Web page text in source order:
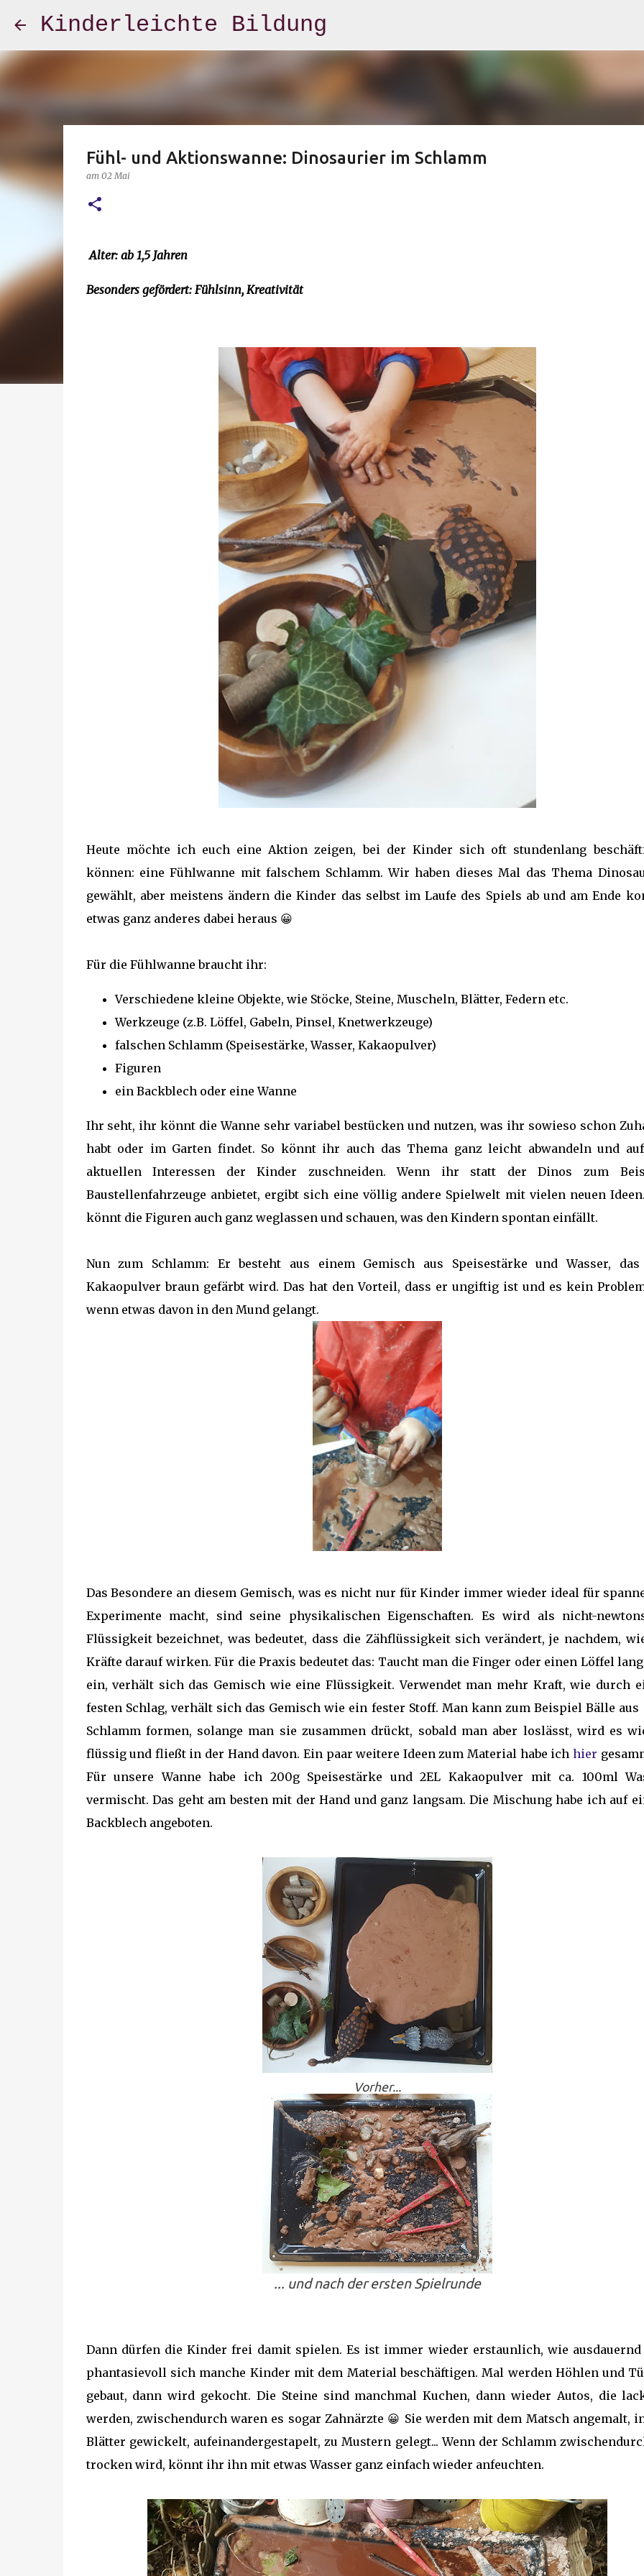
Kinderleichte Bildung
Fühl- und Aktionswanne: Dinosaurier im Schlamm
am 02 Mai
Alter: ab 1,5 Jahren
Besonders gefördert: Fühlsinn, Kreativität
Heute möchte ich euch eine Aktion zeigen, bei der Kinder sich oft stundenlang
können: eine Fühlwanne mit falschem Schlamm. Wir haben dieses Mal das Thema
gewählt, aber meistens ändern die Kinder das selbst im Laufe des Spiels ab und am Ende
etwas ganz anderes dabei heraus 😀
Für die Fühlwanne braucht ihr:
Verschiedene kleine Objekte, wie Stöcke, Steine, Muscheln, Blätter, Federn etc.
Werkzeuge (z.B. Löffel, Gabeln, Pinsel, Knetwerkzeuge)
falschen Schlamm (Speisestärke, Wasser, Kakaopulver)
Figuren
ein Backblech oder eine Wanne
Ihr seht, ihr könnt die Wanne sehr variabel bestücken und nutzen, was ihr sowieso schon
habt oder im Garten findet. So könnt ihr auch das Thema ganz leicht abwandeln und
aktuellen Interessen der Kinder zuschneiden. Wenn ihr statt der Dinos zum
Baustellenfahrzeuge anbietet, ergibt sich eine völlig andere Spielwelt mit vielen neuen
könnt die Figuren auch ganz weglassen und schauen, was den Kindern spontan einfällt.
Nun zum Schlamm: Er besteht aus einem Gemisch aus Speisestärke und Wasser,
Kakaopulver braun gefärbt wird. Das hat den Vorteil, dass er ungiftig ist und es kein
wenn etwas davon in den Mund gelangt.
Das Besondere an diesem Gemisch, was es nicht nur für Kinder immer wieder ideal für
Experimente macht, sind seine physikalischen Eigenschaften. Es wird als nicht-
Flüssigkeit bezeichnet, was bedeutet, dass die Zähflüssigkeit sich verändert, je nachdem,
Kräfte darauf wirken. Für die Praxis bedeutet das: Taucht man die Finger oder einen Löffel
ein, verhält sich das Gemisch wie eine Flüssigkeit. Verwendet man mehr Kraft, wie durch
festen Schlag, verhält sich das Gemisch wie ein fester Stoff. Man kann zum Beispiel Bälle aus
Schlamm formen, solange man sie zusammen drückt, sobald man aber loslässt, wird es
flüssig und fließt in der Hand davon. Ein paar weitere Ideen zum Material habe ich hier
Für unsere Wanne habe ich 200g Speisestärke und 2EL Kakaopulver mit ca. 100ml
vermischt. Das geht am besten mit der Hand und ganz langsam. Die Mischung habe ich auf
Backblech angeboten.
Vorher...
... und nach der ersten Spielrunde
Dann dürfen die Kinder frei damit spielen. Es ist immer wieder erstaunlich, wie ausdauernd
phantasievoll sich manche Kinder mit dem Material beschäftigen. Mal werden Höhlen und
gebaut, dann wird gekocht. Die Steine sind manchmal Kuchen, dann wieder Autos, die
werden, zwischendurch waren es sogar Zahnärzte 😀 Sie werden mit dem Matsch angemalt,
Blätter gewickelt, aufeinandergestapelt, zu Mustern gelegt... Wenn der Schlamm
trocken wird, könnt ihr ihn mit etwas Wasser ganz einfach wieder anfeuchten.